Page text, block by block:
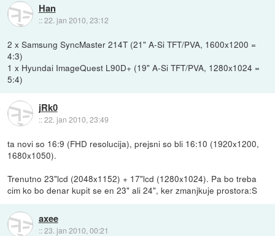
Han
::22. jan 2010, 23:12
2 x Samsung SyncMaster 214T (21" A-Si TFT/PVA, 1600x1200 =
4:3)
1 x Hyundai ImageQuest L90D+ (19" A-Si TFT/PVA, 1280x1024 =
5:4)
jRk0
::22. jan 2010, 23:49
ta novi so 16:9 (FHD resolucija), prejsni so bli 16:10 (1920x1200,
1680x1050).
Trenutno 23"lcd (2048x1152) + 17"lcd (1280x1024). Pa bo treba
cim ko bo denar kupit se en 23" ali 24", ker zmanjkuje prostora:S
axee
::23. jan 2010, 00:21